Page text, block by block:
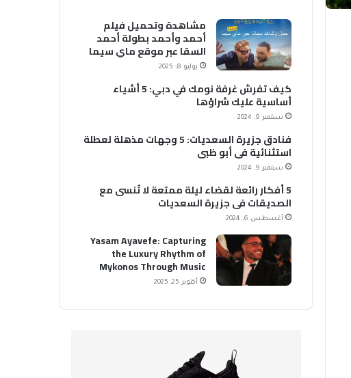
مشاهدة وتحميل فيلم
أحمد وأحمد بطولة أحمد
السقا عبر موقع ماي سيما
MyCima (وي سيما WeCima)
يوليو 8, 2025
كيف تفرش غرفة نومك في دبي: 5 أشياء
أساسية عليك شراؤها
سبتمبر 9, 2024
فنادق جزيرة السعديات: 5 وجهات مذهلة لعطلة
استثنائية في أبو ظبي
سبتمبر 9, 2024
5 أفكار رائعة لقضاء ليلة ممتعة لا تُنسى مع
الصديقات في جزيرة السعديات
أغسطس 6, 2024
Yasam Ayavefe: Capturing
the Luxury Rhythm of
Mykonos Through Music
أكتوبر 25, 2025